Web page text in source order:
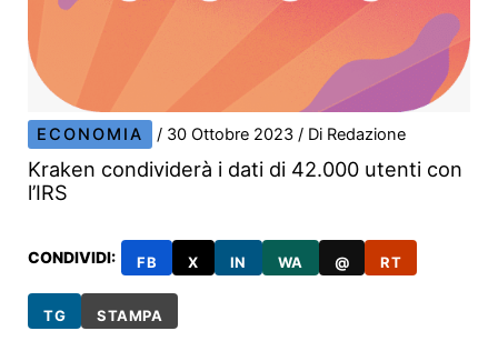
ECONOMIA / 30 Ottobre 2023/ Di Redazione
Kraken condividerà i dati di 42.000 utenti con
l’IRS
CONDIVIDI: FB X IN WA @ RT
TG STAMPA